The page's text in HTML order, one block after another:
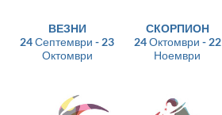
ВЕЗНИ
24 Септември - 23
Октомври
СКОРПИОН
24 Октомври - 22
Ноември